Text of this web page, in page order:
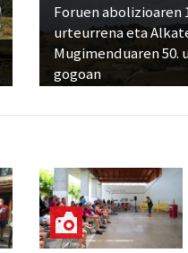
Foruen abolizioaren
urteurrena eta
Mugimenduaren 50.
gogoan